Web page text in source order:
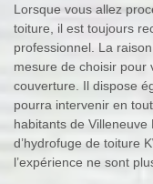
Lorsque vous allez
toiture, il est toujours
professionnel. La
mesure de choisir pour
couverture. Il dispose
pourra intervenir en
habitants de Villeneuve
d’hydrofuge de toiture
l’expérience ne sont